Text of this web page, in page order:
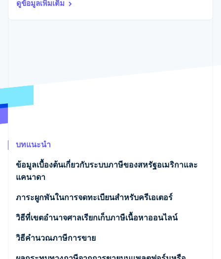
ดูว่า Stripe กำลังสร้างโครงสร้างพื้นฐานระบบเศรษฐกิจสำหรับ
AI อย่างไร
รับชมเลย
สื่อและความบันเทิง
บริการเฉพาะทาง
บล็อกของนักพัฒนา
ดูข้อมูลเพิ่มเติม
บทแนะนำ
ข้อมูลเบื้องต้นเกี่ยวกับระบบภาษีของสหรัฐอเมริกาและ
แคนาดา
แคนาดา
สหรัฐอเมริกา
ภาระผูกพันในการจดทะเบียนสําหรับครีเอเตอร์
แคนาดา
สหรัฐอเมริกา
วิธีที่เขตอํานาจศาลเรียกเก็บภาษีเนื้อหาออนไลน์
แคนาดา
วิธีคํานวณภาษีการขาย